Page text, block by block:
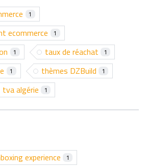
1
ecommerce 1
1 taux de réachat 1
1 thèmes DZBuild 1
tva algérie 1
experience 1